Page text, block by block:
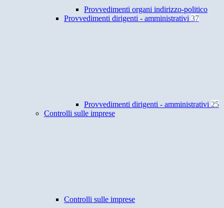
Provvedimenti organi indirizzo-politico
Provvedimenti dirigenti - amministrativi 37
Provvedimenti dirigenti - amministrativi 25
Controlli sulle imprese
Controlli sulle imprese